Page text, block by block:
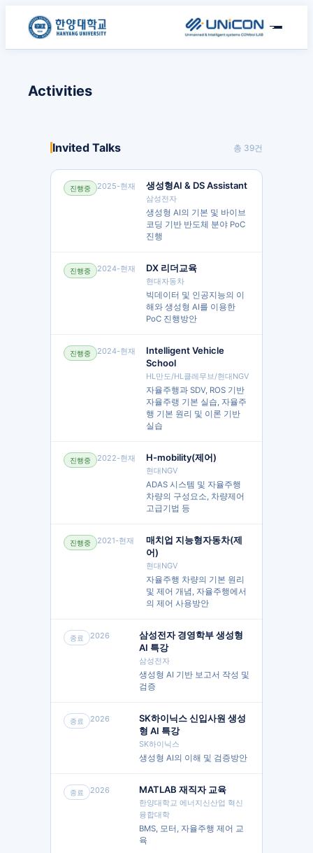
Activities
Invited Talks 총 39건
진행중 2025-현재 생성형AI & DS Assistant
삼성전자
생성형 AI의 기본 및 바이브
코딩 기반 반도체 분야 PoC
진행
진행중 2024-현재 DX 리더교육
현대자동차
빅데이터 및 인공지능의 이
해와 생성형 AI를 이용한
PoC 진행방안
진행중 2024-현재
Intelligent Vehicle
School
HL만도/HL클레무브/현대NGV
자율주행과 SDV, ROS 기반
자율주랭 기본 실습, 자율주
행 기본 원리 및 이론 기반
실습
진행중 2022-현재 H-mobility(제어)
현대NGV
ADAS 시스템 및 자율주행
차량의 구성요소, 차량제어
고급기법 등
진행중 2021-현재
매치업 지능형자동차(제
어)
현대NGV
자율주행 차량의 기본 원리
및 제어 개념, 자율주행에서
의 제어 사용방안
종료 2026
삼성전자 경영학부 생성형
AI 특강
삼성전자
생성형 AI 기반 보고서 작성 및
검증
종료 2026
SK하이닉스 신입사원 생성
형 AI 특강
SK하이닉스
생성형 AI의 이해 및 검증방안
종료 2026 MATLAB 재직자 교육
한양대학교 에너지신산업 혁신
융합대학
BMS, 모터, 자율주행 제어 교
육